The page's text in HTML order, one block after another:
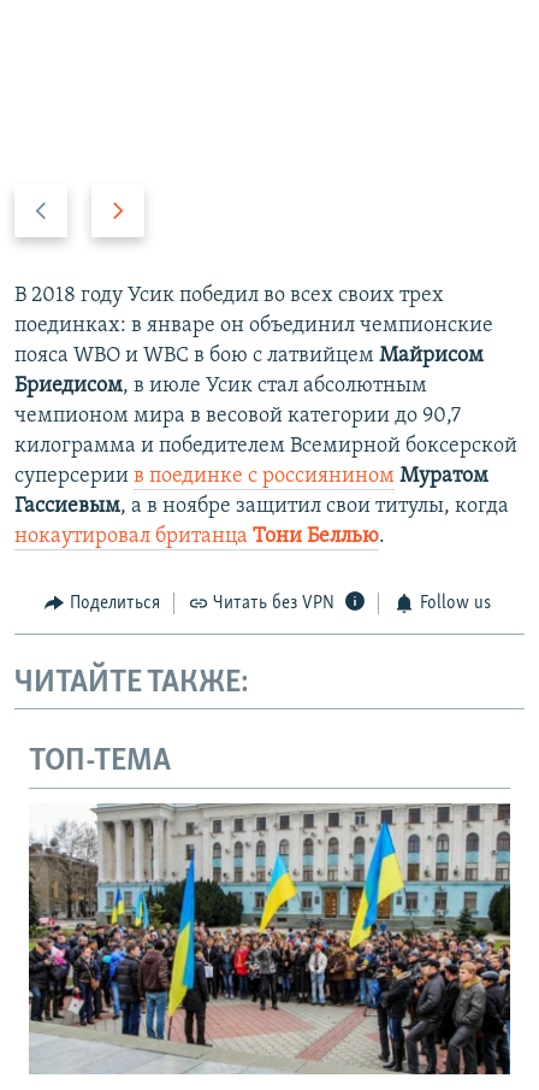
д
ы
д
у
щ
и
й
с
л
д
у
ю
щ
и
й
с
л
а
В 2018 году Усик победил во всех своих трех
поединках: в январе он объединил чемпионские
пояса WBO и WBC в бою с латвийцем Майрисом
Бриедисом, в июле Усик стал абсолютным
чемпионом мира в весовой категории до 90,7
килограмма и победителем Всемирной боксерской
суперсерии в поединке с россиянином Муратом
Гассиевым, а в ноябре защитил свои титулы, когда
нокаутировал британца Тони Беллью.
Поделиться Читать без VPN Follow us
ЧИТАЙТЕ ТАКЖЕ:
ТОП-ТЕМА